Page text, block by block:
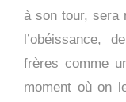
à son tour, sera
l’obéissance,
frères comme
moment où on